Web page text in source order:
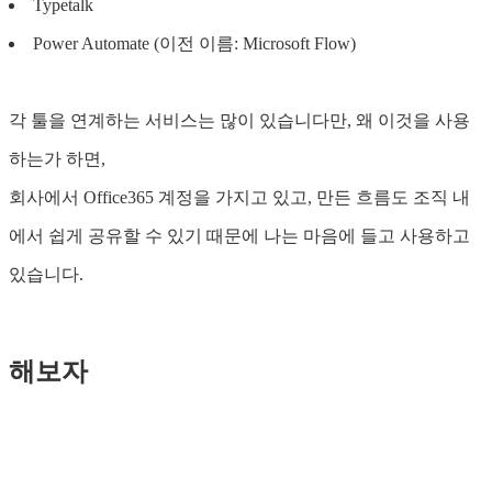
Typetalk
Power Automate (이전 이름: Microsoft Flow)
각 툴을 연계하는 서비스는 많이 있습니다만, 왜 이것을 사용
하는가 하면,
회사에서 Office365 계정을 가지고 있고, 만든 흐름도 조직 내
에서 쉽게 공유할 수 있기 때문에 나는 마음에 들고 사용하고
있습니다.
해보자